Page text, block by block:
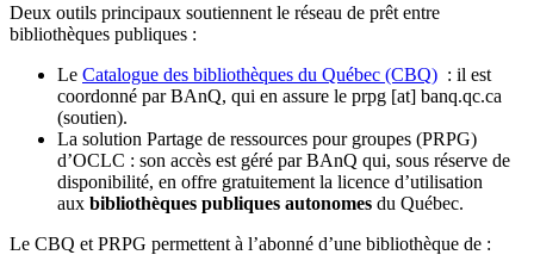
Deux outils principaux soutiennent le réseau de prêt entre
bibliothèques publiques :
Le Catalogue des bibliothèques du Québec (CBQ) : il est
coordonné par BAnQ, qui en assure le prpg [at] banq.qc.ca
(soutien).
La solution Partage de ressources pour groupes (PRPG)
d’OCLC : son accès est géré par BAnQ qui, sous réserve de
disponibilité, en offre gratuitement la licence d’utilisation
aux bibliothèques publiques autonomes du Québec.
Le CBQ et PRPG permettent à l’abonné d’une bibliothèque de :